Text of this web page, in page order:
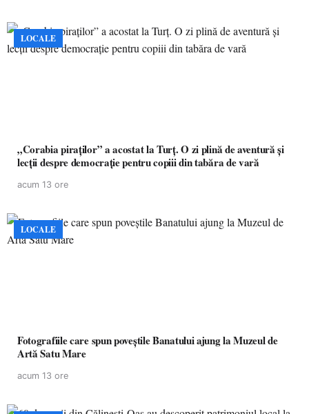
LOCALE
„Corabia piraților” a acostat la Turț. O zi plină de aventură și
lecții despre democrație pentru copiii din tabăra de vară
acum 13 ore
LOCALE
Fotografiile care spun poveștile Banatului ajung la Muzeul de
Artă Satu Mare
acum 13 ore